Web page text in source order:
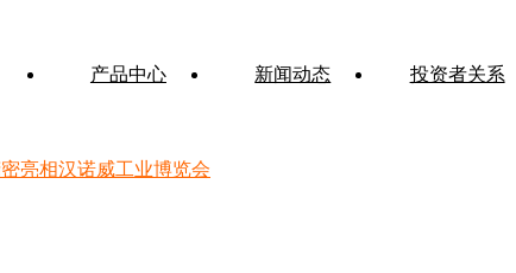
产品中心 新闻动态 投资者关系
亮相汉诺威工业博览会